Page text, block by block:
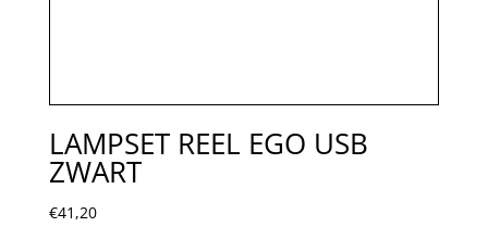
LAMPSET REEL EGO USB
ZWART
€41,20